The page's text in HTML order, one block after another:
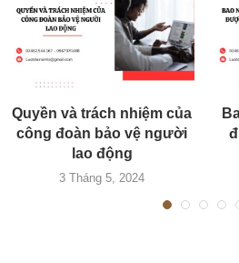
Quyền và trách nhiệm của
công đoàn bảo vệ người
lao động
3 Tháng 5, 2024